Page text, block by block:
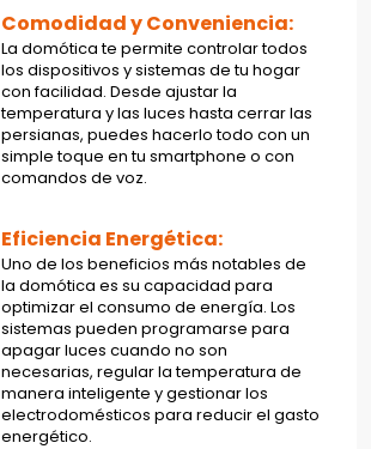
Comodidad y Conveniencia:
La domótica te permite controlar todos
los dispositivos y sistemas de tu hogar
con facilidad. Desde ajustar la
temperatura y las luces hasta cerrar las
persianas, puedes hacerlo todo con un
simple toque en tu smartphone o con
comandos de voz.
Eficiencia Energética:
Uno de los beneficios más notables de
la domótica es su capacidad para
optimizar el consumo de energía. Los
sistemas pueden programarse para
apagar luces cuando no son
necesarias, regular la temperatura de
manera inteligente y gestionar los
electrodomésticos para reducir el gasto
energético.